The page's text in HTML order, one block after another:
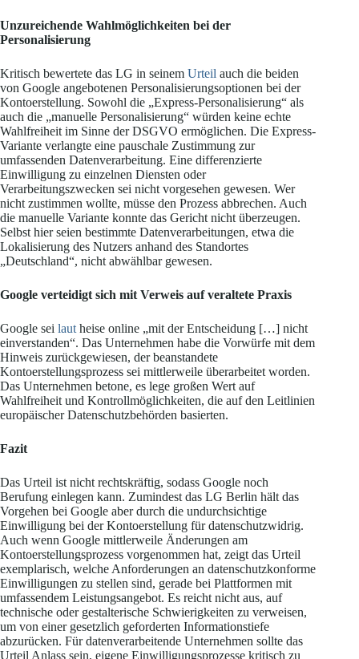
Unzureichende Wahlmöglichkeiten bei der
Personalisierung
Kritisch bewertete das LG in seinem Urteil auch die beiden
von Google angebotenen Personalisierungsoptionen bei der
Kontoerstellung. Sowohl die „Express-Personalisierung“ als
auch die „manuelle Personalisierung“ würden keine echte
Wahlfreiheit im Sinne der DSGVO ermöglichen. Die Express-
Variante verlangte eine pauschale Zustimmung zur
umfassenden Datenverarbeitung. Eine differenzierte
Einwilligung zu einzelnen Diensten oder
Verarbeitungszwecken sei nicht vorgesehen gewesen. Wer
nicht zustimmen wollte, müsse den Prozess abbrechen. Auch
die manuelle Variante konnte das Gericht nicht überzeugen.
Selbst hier seien bestimmte Datenverarbeitungen, etwa die
Lokalisierung des Nutzers anhand des Standortes
„Deutschland“, nicht abwählbar gewesen.
Google verteidigt sich mit Verweis auf veraltete Praxis
Google sei laut heise online „mit der Entscheidung […] nicht
einverstanden“. Das Unternehmen habe die Vorwürfe mit dem
Hinweis zurückgewiesen, der beanstandete
Kontoerstellungsprozess sei mittlerweile überarbeitet worden.
Das Unternehmen betone, es lege großen Wert auf
Wahlfreiheit und Kontrollmöglichkeiten, die auf den Leitlinien
europäischer Datenschutzbehörden basierten.
Fazit
Das Urteil ist nicht rechtskräftig, sodass Google noch
Berufung einlegen kann. Zumindest das LG Berlin hält das
Vorgehen bei Google aber durch die undurchsichtige
Einwilligung bei der Kontoerstellung für datenschutzwidrig.
Auch wenn Google mittlerweile Änderungen am
Kontoerstellungsprozess vorgenommen hat, zeigt das Urteil
exemplarisch, welche Anforderungen an datenschutzkonforme
Einwilligungen zu stellen sind, gerade bei Plattformen mit
umfassendem Leistungsangebot. Es reicht nicht aus, auf
technische oder gestalterische Schwierigkeiten zu verweisen,
um von einer gesetzlich geforderten Informationstiefe
abzurücken. Für datenverarbeitende Unternehmen sollte das
Urteil Anlass sein, eigene Einwilligungsprozesse kritisch zu